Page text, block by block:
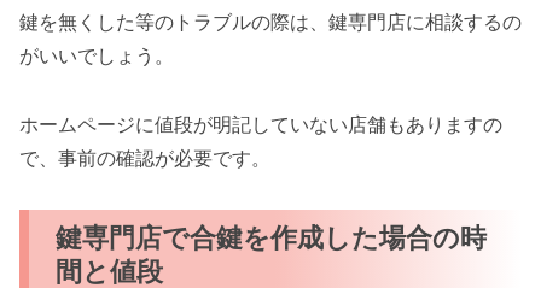
鍵を無くした等のトラブルの際は、鍵専門店に相談するの
がいいでしょう。
ホームページに値段が明記していない店舗もありますの
で、事前の確認が必要です。
鍵専門店で合鍵を作成した場合の時
間と値段